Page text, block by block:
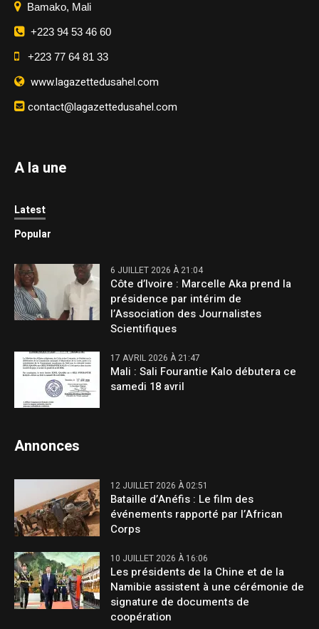
Bamako, Mali
+223 94 53 46 60
+223 77 64 81 33
www.lagazettedusahel.com
contact@lagazettedusahel.com
A la une
Latest
Popular
6 JUILLET 2026 À 21:04
Côte d’Ivoire : Marcelle Aka prend la
présidence par intérim de
l’Association des Journalistes
Scientifiques
17 AVRIL 2026 À 21:47
Mali : Sali Fourantie Kalo débutera ce
samedi 18 avril
Annonces
12 JUILLET 2026 À 02:51
Bataille d’Anéfis : Le film des
événements rapporté par l’African
Corps
10 JUILLET 2026 À 16:06
Les présidents de la Chine et de la
Namibie assistent à une cérémonie de
signature de documents de
coopération